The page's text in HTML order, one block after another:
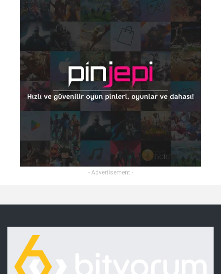
- Advertisement -